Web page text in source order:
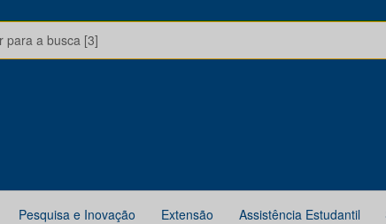
para a busca [3]
Pesquisa e Inovação Extensão Assistência Estudantil